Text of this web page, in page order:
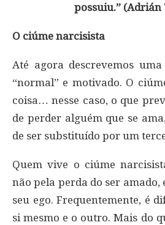
possuiu.”
O ciúme narcisista
Até agora descrevemos
“normal” e motivado. O
coisa… nesse caso, o que
de perder alguém que se
de ser substituído por um
Quem vive o ciúme
não pela perda do ser amado,
seu ego. Frequentemente, é
si mesmo e o outro. Mais do